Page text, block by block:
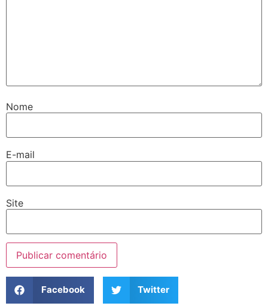
Nome
E-mail
Site
Facebook Twitter